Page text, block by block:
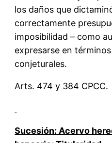
los daños que
correctamente
imposibilidad – como
expresarse en
conjeturales.
Arts. 474 y 384 CPCC.
Sucesión: Acervo